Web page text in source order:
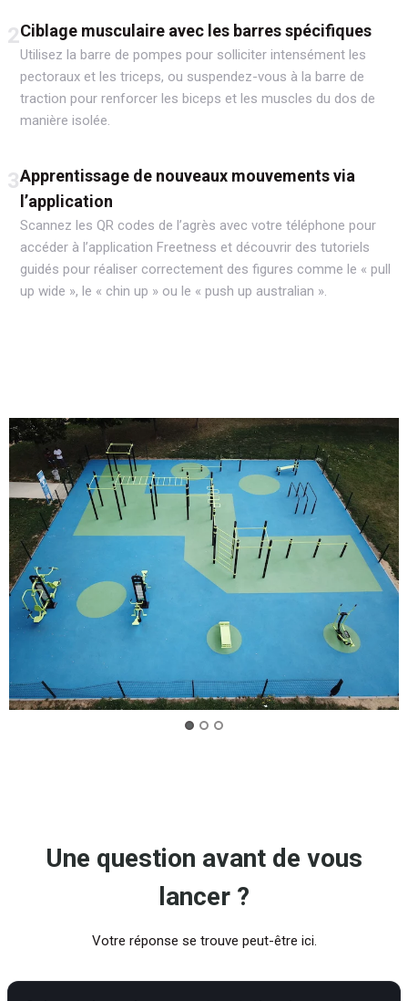
2Ciblage musculaire avec les barres spécifiques
Utilisez la barre de pompes pour solliciter intensément les
pectoraux et les triceps, ou suspendez-vous à la barre de
traction pour renforcer les biceps et les muscles du dos de
manière isolée.
3Apprentissage de nouveaux mouvements via
l’application
Scannez les QR codes de l’agrès avec votre téléphone pour
accéder à l’application Freetness et découvrir des tutoriels
guidés pour réaliser correctement des figures comme le « pull
up wide », le « chin up » ou le « push up australian ».
Une question avant de vous
lancer ?
Votre réponse se trouve peut-être ici.